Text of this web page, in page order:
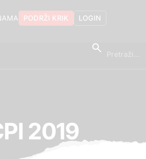
LOGIN
PODRŽI KRIK
2019